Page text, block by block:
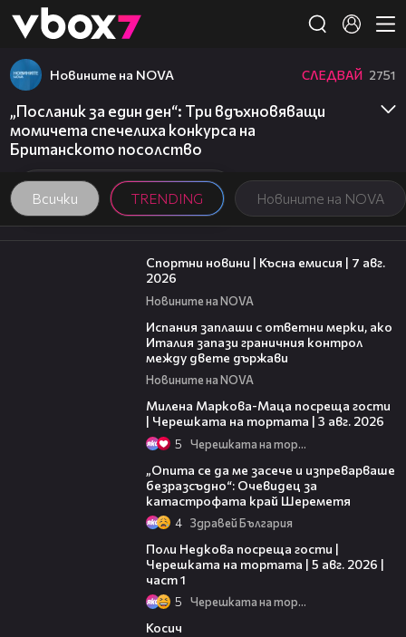
👾
Всички TRENDING Новините на NOVA
Новините на NOVA СЛЕДВАЙ 2751
„Посланик за един ден“: Три вдъхновяващи
момичета спечелиха конкурса на
Британското посолство
03:46
Спортни новини | Късна емисия | 7 авг.
2026
Новините на NOVA
Испания заплаши с ответни мерки, ако
Италия запази граничния контрол
между двете държави
Новините на NOVA
Милена Маркова-Маца посреща гости
| Черешката на тортата | 3 авг. 2026
5 Черешката на тортата
„Опита се да ме засече и изпреварваше
безразсъдно“: Очевидец за
катастрофата край Шереметя
4 Здравей България
Поли Недкова посреща гости |
Черешката на тортата | 5 авг. 2026 |
част 1
5 Черешката на тортата
Косич